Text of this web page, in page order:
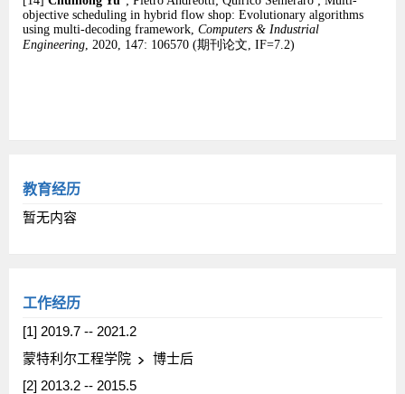
教育经历
暂无内容
工作经历
[1] 2019.7 -- 2021.2
蒙特利尔工程学院
博士后
[2] 2013.2 -- 2015.5